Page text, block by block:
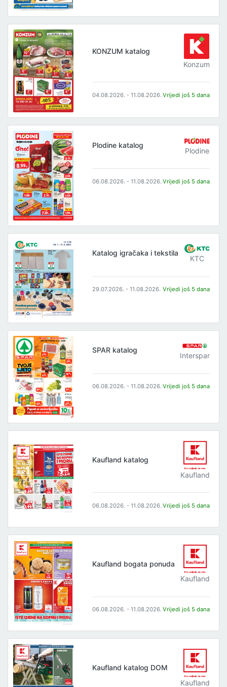
KONZUM katalog
Konzum
04.08.2026. - 11.08.2026. Vrijedi još 5 dana
Plodine katalog
Plodine
06.08.2026. - 11.08.2026. Vrijedi još 5 dana
Katalog igračaka i tekstila
KTC
29.07.2026. - 11.08.2026. Vrijedi još 5 dana
SPAR katalog
Interspar
06.08.2026. - 11.08.2026. Vrijedi još 5 dana
Kaufland katalog
Kaufland
06.08.2026. - 11.08.2026. Vrijedi još 5 dana
Kaufland bogata ponuda
Kaufland
06.08.2026. - 11.08.2026. Vrijedi još 5 dana
Kaufland katalog DOM
Kaufland